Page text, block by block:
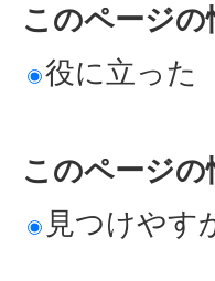
このページ
役に立った
このページ
見つけやす